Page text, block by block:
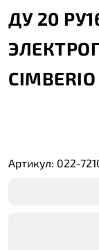
ДУ 20
Артикул: 022-